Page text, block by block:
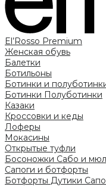
El’Rosso Premium
Женская обувь
Балетки
Ботильоны
Ботинки и
Ботинки Полуботинки
Казаки
Кроссовки и кеды
Лоферы
Мокасины
Открытые туфли
Босоножки Сабо и
Сапоги и ботфорты
Ботфорты Дутики